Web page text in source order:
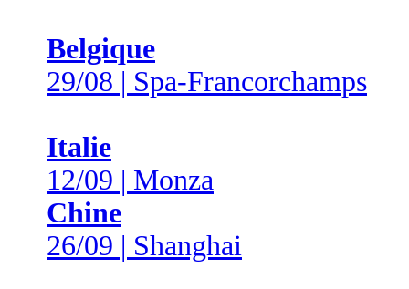
Belgique
29/08 | Spa-Francorchamps
Italie
12/09 | Monza
Chine
26/09 | Shanghai